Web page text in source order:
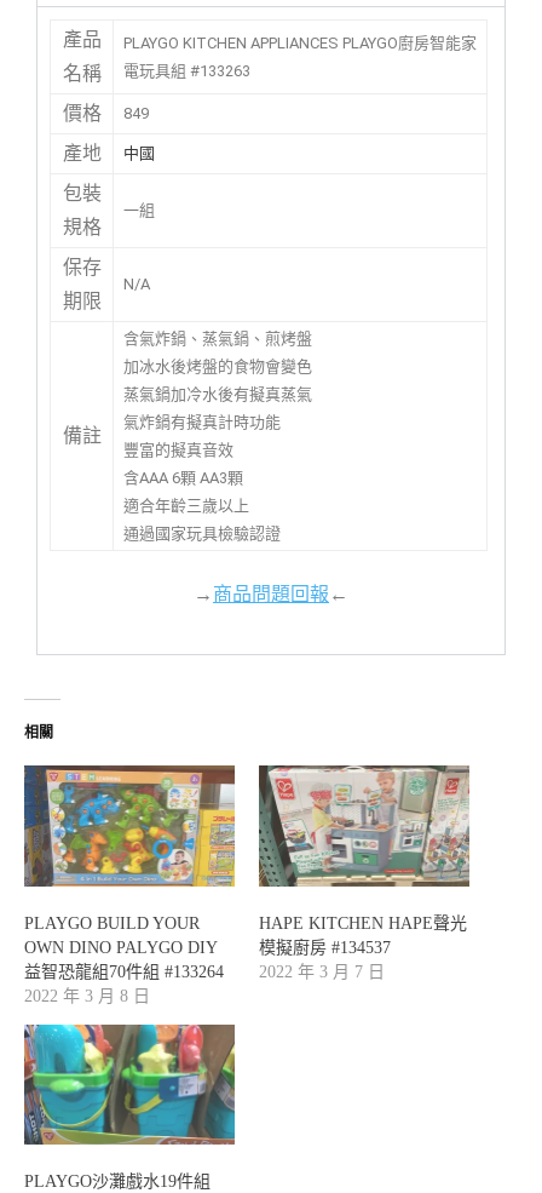
產品
名稱
PLAYGO KITCHEN APPLIANCES PLAYGO廚房智能家
電玩具組 #133263
價格 849
產地 中國
包裝
規格
一組
保存
期限
N/A
備註
含氣炸鍋、蒸氣鍋、煎烤盤
加冰水後烤盤的食物會變色
蒸氣鍋加冷水後有擬真蒸氣
氣炸鍋有擬真計時功能
豐富的擬真音效
含AAA 6顆 AA3顆
適合年齡三歲以上
通過國家玩具檢驗認證
→商品問題回報←
相關
PLAYGO BUILD YOUR
OWN DINO PALYGO DIY
益智恐龍組70件組 #133264
2022 年 3 月 8 日
HAPE KITCHEN HAPE聲光
模擬廚房 #134537
2022 年 3 月 7 日
PLAYGO沙灘戲水19件組